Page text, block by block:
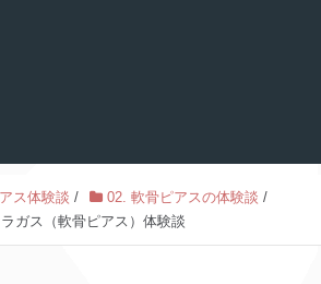
ス体験談 / 02. 軟骨ピアスの体験談 /
ガス（軟骨ピアス）体験談